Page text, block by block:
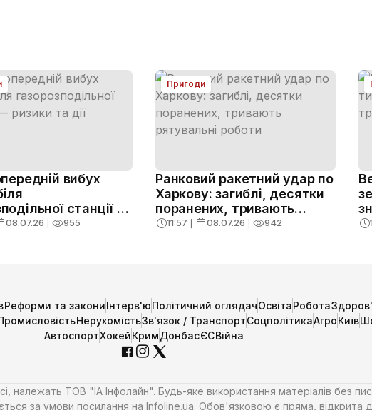
вибух
станції —
дії
08.07.26 ❘ 955
Пригоди
Ранковий ракетний удар по
Харкову: загиблі, десятки
поранених, тривають
рятувальні роботи
11:57 ❘ 08.07.26 ❘ 942
Реформи та закониІнтерв'юПолітичний оглядачОсвітаРобота
НерухомістьЗв'язок / ТранспортСоцполітикаАгроКиїв
АвтоспортХокейКримДонбасЄСВійна
належать ТОВ "ІА Інфолайн". Будь-яке використання матеріалів без
за умови посилання на Infoline.ua. Обов'язковою є пряма, відкрита